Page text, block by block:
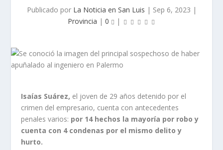
Publicado por La Noticia en San Luis | Sep 6, 2023 |
Provincia | 0 |
Isaías Suárez, el joven de 29 años detenido por el
crimen del empresario, cuenta con antecedentes
penales varios: por 14 hechos la mayoría por robo y
cuenta con 4 condenas por el mismo delito y
hurto.